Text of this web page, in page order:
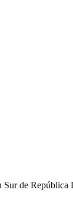
de República